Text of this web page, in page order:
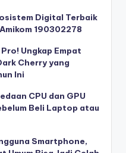
Digital Terbaik
190302278
Ungkap Empat
Cherry yang
Ini
CPU dan GPU
Beli Laptop atau
Smartphone,